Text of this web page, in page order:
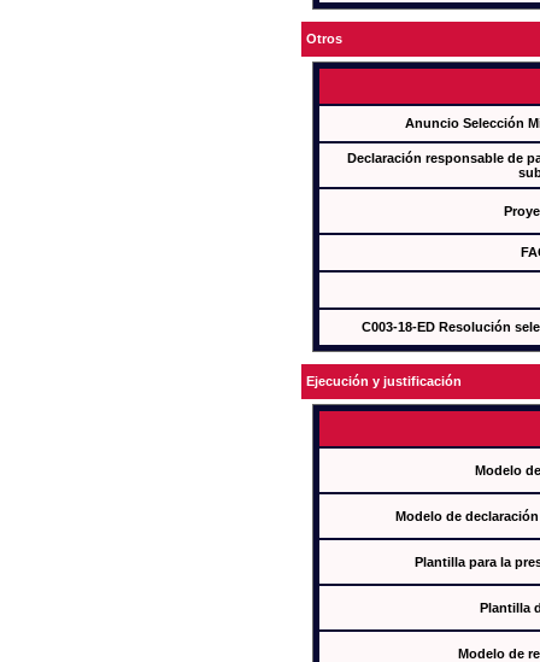
Otros
Anuncio Selección
Declaración responsable de
C003-18-ED Resolución
Ejecución y justificación
Modelo
Modelo de
Plantilla para la
Plantilla
Modelo de